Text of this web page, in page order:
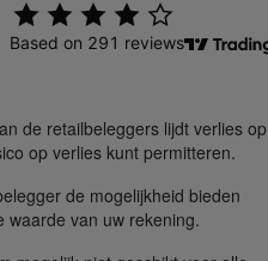
de retailbeleggers lijdt verlies op
op verlies kunt permitteren.
de mogelijkheid bieden
van uw rekening.